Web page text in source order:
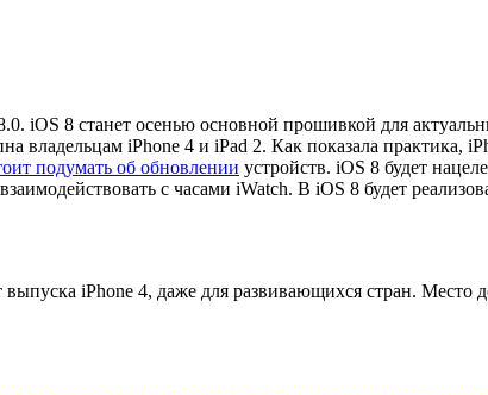
iOS 8 станет осенью основной прошивкой для
владельцам iPhone 4 и iPad 2. Как показала практика,
подумать об обновлении устройств. iOS 8 будет
с часами iWatch. В iOS 8 будет
iPhone 4, даже для развивающихся стран. Место